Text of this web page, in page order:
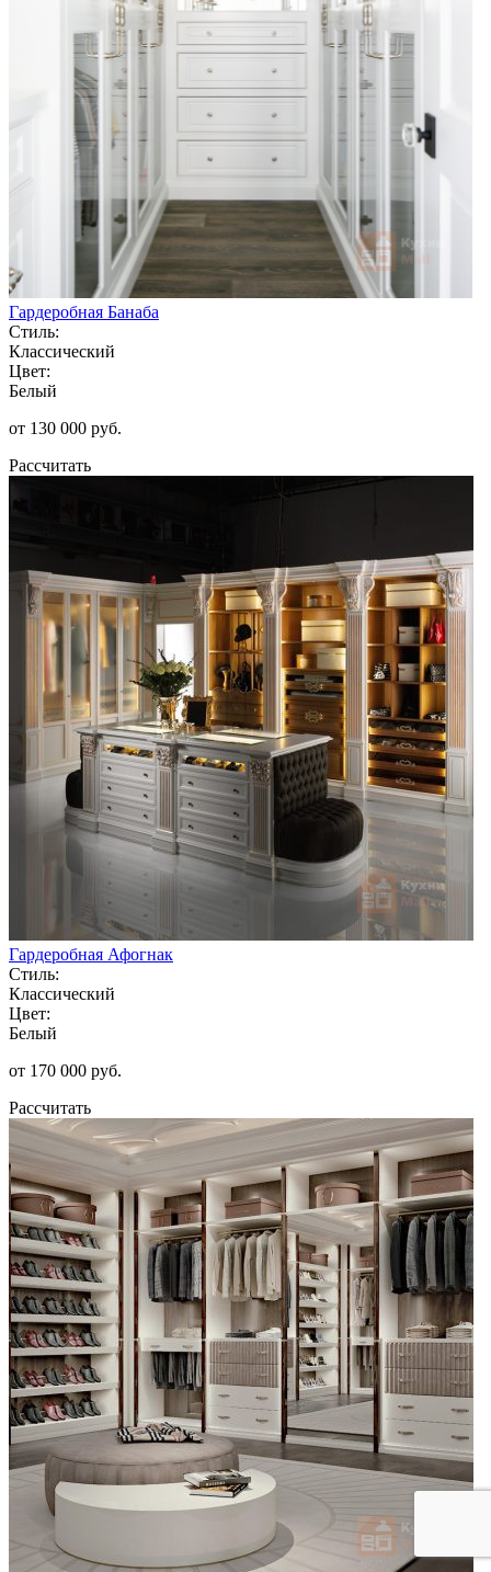
Гардеробная Банаба
Стиль:
Классический
Цвет:
Белый
от 130 000 руб.
Рассчитать
Гардеробная Афогнак
Стиль:
Классический
Цвет:
Белый
от 170 000 руб.
Рассчитать